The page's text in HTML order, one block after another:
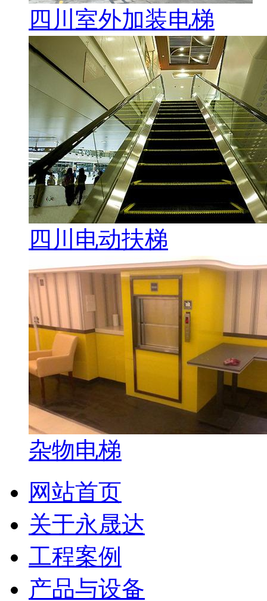
四川室外加装电梯
四川电动扶梯
杂物电梯
网站首页
关于永晟达
工程案例
产品与设备